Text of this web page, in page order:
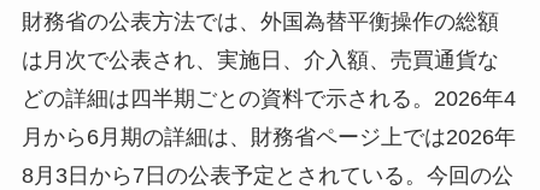
財務省の公表方法では、外国為替平衡操作の総額
は月次で公表され、実施日、介入額、売買通貨な
どの詳細は四半期ごとの資料で示される。2026年4
月から6月期の詳細は、財務省ページ上では2026年
8月3日から7日の公表予定とされている。今回の公